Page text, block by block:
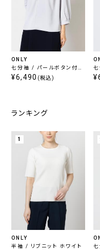
ONLY
七分袖 / パールボタン付き
キーネックブラウス グレー
¥6,490 (税込)
キ
ランキング
1
ONLY
半袖 / リブニット ホワイト